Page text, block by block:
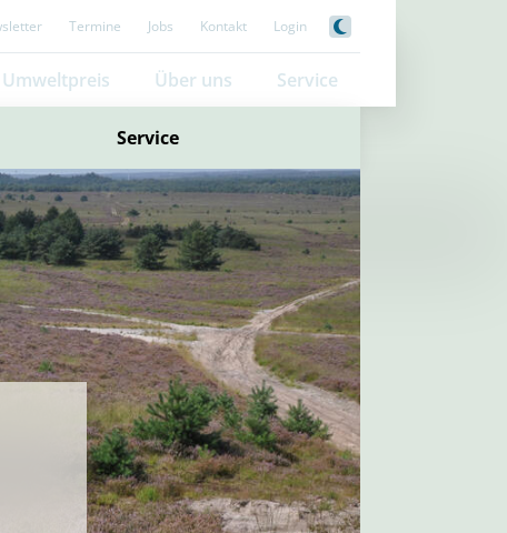
Termine Jobs Kontakt Login
Service
Umweltpreis Über uns Service